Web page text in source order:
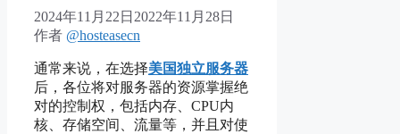
2024年11月22日 2022年11月28日
作者 @hosteasecn
通常来说，在选择美国独立服务器
后，各位将对服务器的资源掌握绝
对的控制权，包括内存、CPU内
核、存储空间、流量等，并且对使